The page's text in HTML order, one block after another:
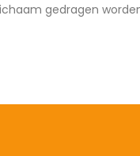
gedragen